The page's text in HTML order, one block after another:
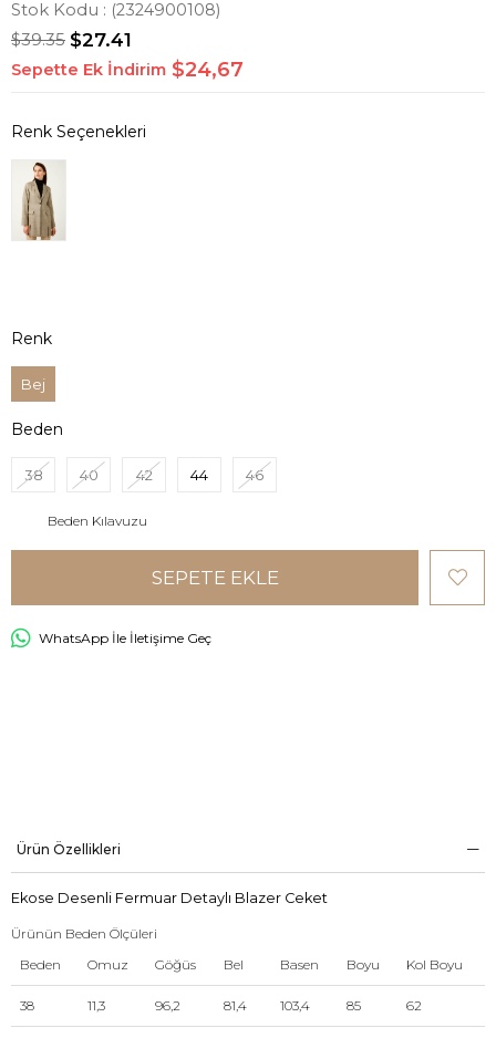
Stok Kodu (2324900108)
$39.35 $27.41
Sepette Ek İndirim $24,67
Renk
Bej
Beden
38 40 42 44 46
Beden Kılavuzu
WhatsApp İle İletişime Geç
Ürün Özellikleri
Ekose Desenli Fermuar Detaylı Blazer Ceket
Ürünün Beden Ölçüleri
Beden
Omuz Göğüs Bel Basen Boyu Kol Boyu
38 11,3 96,2 81,4 103,4 85 62